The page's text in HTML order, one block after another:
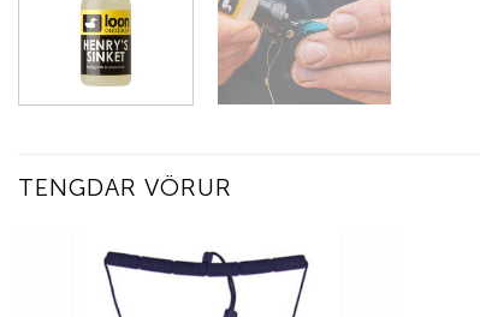
TENGDAR VÖRUR